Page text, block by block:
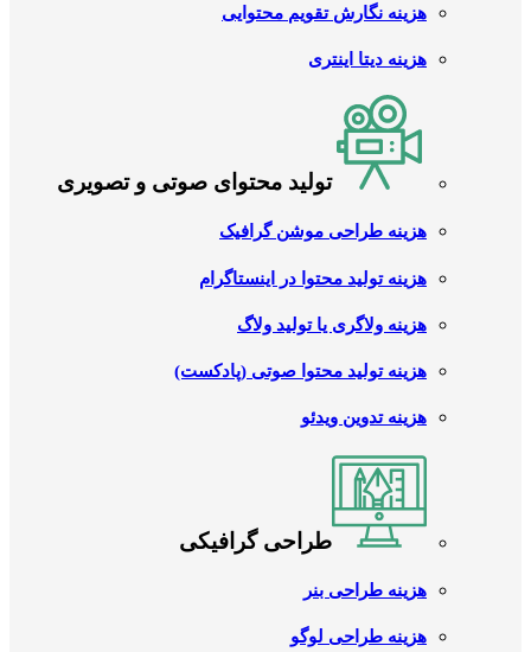
هزینه نگارش تقویم محتوایی
هزینه دیتا اینتری
تولید محتوای صوتی و تصویری
هزینه طراحی موشن گرافیک
هزینه تولید محتوا در اینستاگرام
هزینه ولاگری یا تولید ولاگ
هزینه تولید محتوا صوتی (پادکست)
هزینه تدوین ویدئو
طراحی گرافیکی
هزینه طراحی بنر
هزینه طراحی لوگو